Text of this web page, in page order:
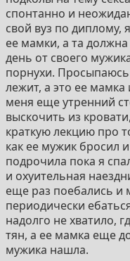
спонтанно и
свой вуз по диплому,
ее мамки, а та
день от своего
порнухи.
лежит, а это ее мамка
меня еще утренний
выскочить из
краткую лекцию про
как ее мужик бросил
подрочила пока я
и охуительная
еще раз поебались и
периодически
надолго не хватило,
тян, а ее мамка еще
мужика нашла.